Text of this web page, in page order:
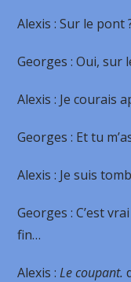
Alexis : Sur le pont
Georges : Oui, sur
Alexis : Je courais
Georges : Et tu
Alexis : Je suis
Georges : C’est
fin…
Alexis :Le coupant.